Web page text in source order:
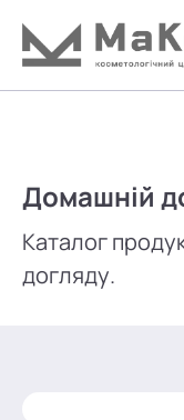
Домашній
Каталог
догляду.